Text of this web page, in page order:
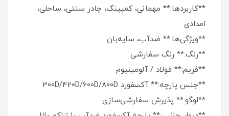
**کاربردها:** مهمانی، کمپینگ، چادر سنتی، ساحلی،
امدادی
**ویژگی‌ها:** ضدآب، سایه‌بان
**رنگ:** رنگ سفارشی
**فریم:** فولاد / آلومینیوم
**جنس پارچه:** آکسفورد 300D/420D/600D/800D
**لوگو:** پذیرش سفارشی‌سازی